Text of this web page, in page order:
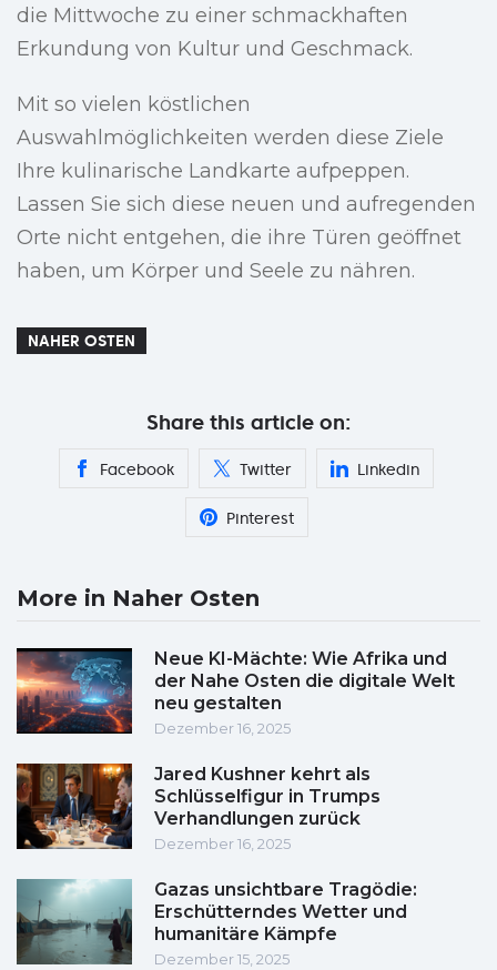
die Mittwoche zu einer schmackhaften
Erkundung von Kultur und Geschmack.
Mit so vielen köstlichen
Auswahlmöglichkeiten werden diese Ziele
Ihre kulinarische Landkarte aufpeppen.
Lassen Sie sich diese neuen und aufregenden
Orte nicht entgehen, die ihre Türen geöffnet
haben, um Körper und Seele zu nähren.
NAHER OSTEN
Share this article on:
Facebook Twitter Linkedin
Pinterest
More in Naher Osten
Neue KI-Mächte: Wie Afrika und
der Nahe Osten die digitale Welt
neu gestalten
Dezember 16, 2025
Jared Kushner kehrt als
Schlüsselfigur in Trumps
Verhandlungen zurück
Dezember 16, 2025
Gazas unsichtbare Tragödie:
Erschütterndes Wetter und
humanitäre Kämpfe
Dezember 15, 2025